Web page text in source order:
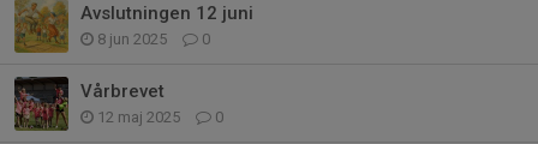
Avslutningen 12 juni
8 jun 2025 0
Vårbrevet
12 maj 2025 0